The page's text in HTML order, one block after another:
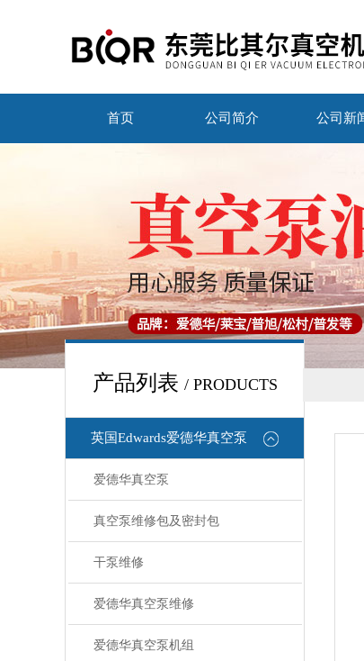
首页 公司简介 公司新
产品列表 / PRODUCTS
英国Edwards爱德华真空泵
爱德华真空泵
真空泵维修包及密封包
干泵维修
爱德华真空泵维修
爱德华真空泵机组